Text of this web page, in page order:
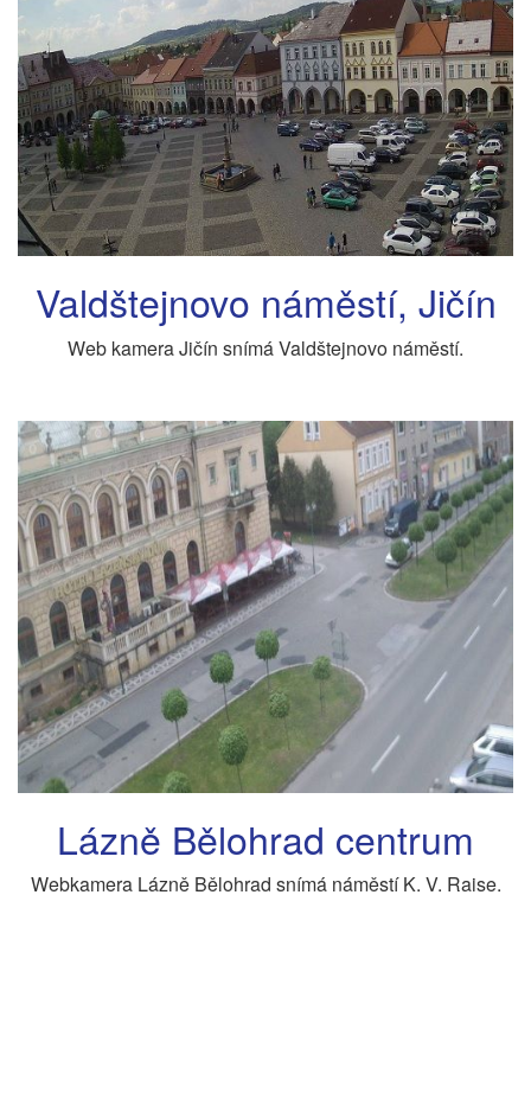
Valdštejnovo náměstí, Jičín
Web kamera Jičín snímá Valdštejnovo náměstí.
Lázně Bělohrad centrum
Webkamera Lázně Bělohrad snímá náměstí K. V. Raise.